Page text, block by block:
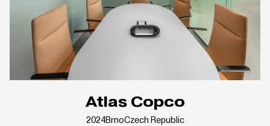
Atlas Copco
2024BrnoCzech Republic